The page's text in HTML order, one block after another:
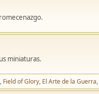
miniaturas.
Field of Glory El Arte de la Guerra